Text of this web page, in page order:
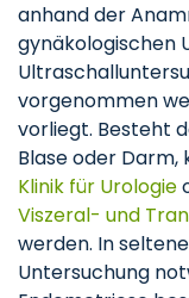
anhand der
gynäkologischen
vorgenommen
vorliegt. Besteht
Blase oder Darm,
Klinik für Urologie
Viszeral- und
werden. In
Untersuchung